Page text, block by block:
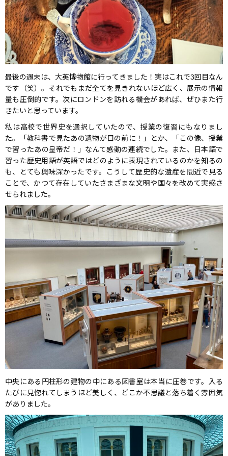
最後の週末は、大英博物館に行ってきました！実はこれで3回目なん
です（笑）。それでもまだ全てを見きれないほど広く、展示の情報
量も圧倒的です。次にロンドンを訪れる機会があれば、ぜひまた行
きたいと思っています。
私は高校で世界史を選択していたので、授業の復習にもなりまし
た。「教科書で見たあの遺物が目の前に！」とか、「この像、授業
で習ったあの皇帝だ！」なんて感動の連続でした。また、日本語で
習った歴史用語が英語ではどのように表現されているのかを知るの
も、とても興味深かったです。こうして歴史的な遺産を間近で見る
ことで、かつて存在していたさまざまな文明や国々を改めて実感さ
せられました。
中央にある円柱形の建物の中にある図書室は本当に圧巻です。入る
たびに見惚れてしまうほど美しく、どこか不思議と落ち着く雰囲気
がありました。